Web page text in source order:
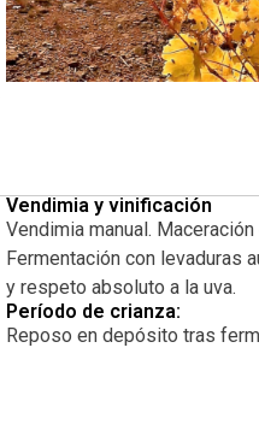
Vendimia y vinificación
Vendimia manual.
Fermentación con levaduras
y respeto absoluto a la uva.
Período de crianza:
Reposo en depósito tras